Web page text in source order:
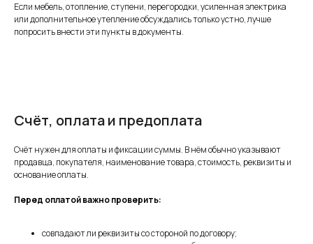
Если мебель, отопление, ступени, перегородки, усиленная электрика
или дополнительное утепление обсуждались только устно, лучше
попросить внести эти пункты в документы.
Счёт, оплата и предоплата
Счёт нужен для оплаты и фиксации суммы. В нём обычно указывают
продавца, покупателя, наименование товара, стоимость, реквизиты и
основание оплаты.
Перед оплатой важно проверить:
совпадают ли реквизиты со стороной по договору;